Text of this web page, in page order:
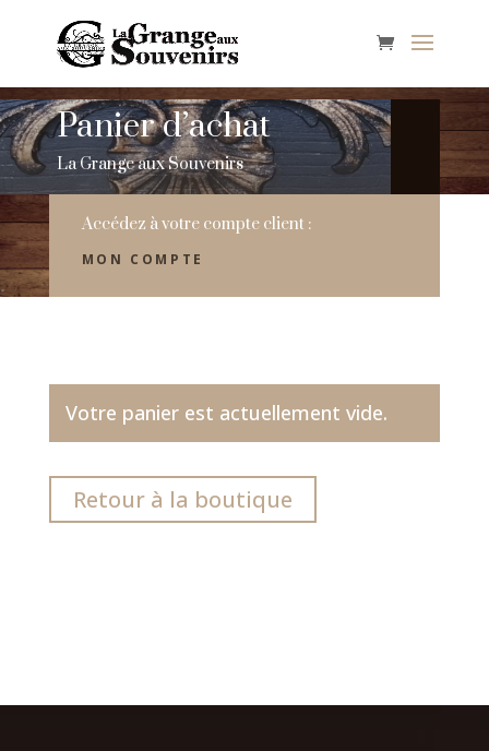
Panier d’achat
La Grange aux Souvenirs
Accédez à votre compte client :
MON COMPTE
Votre panier est actuellement vide.
Retour à la boutique